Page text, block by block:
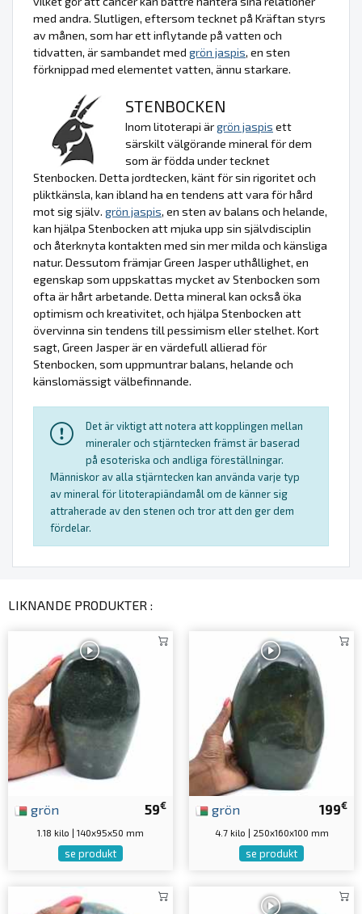
med andra. Slutligen, eftersom tecknet på Kräftan styrs
av månen, som har ett inflytande på vatten och
tidvatten, är sambandet med grön jaspis, en sten
förknippad med elementet vatten, ännu starkare.
STENBOCKEN
Inom litoterapi ärgrön jaspis ett
särskilt välgörande mineral för dem
som är födda under tecknet
Stenbocken. Detta jordtecken, känt för sin rigoritet och
pliktkänsla, kan ibland ha en tendens att vara för hård
mot sig själv. grön jaspis, en sten av balans och helande,
kan hjälpa Stenbocken att mjuka upp sin självdisciplin
och återknyta kontakten med sin mer milda och känsliga
natur. Dessutom främjar Green Jasper uthållighet, en
egenskap som uppskattas mycket av Stenbocken som
ofta är hårt arbetande. Detta mineral kan också öka
optimism och kreativitet, och hjälpa Stenbocken att
övervinna sin tendens till pessimism eller stelhet. Kort
sagt, Green Jasper är en värdefull allierad för
Stenbocken, som uppmuntrar balans, helande och
känslomässigt välbefinnande.
Det är viktigt att notera att kopplingen mellan
mineraler och stjärntecken främst är baserad
på esoteriska och andliga föreställningar.
Människor av alla stjärntecken kan använda varje typ
av mineral för litoterapiändamål om de känner sig
attraherade av den stenen och tror att den ger dem
fördelar.
LIKNANDE PRODUKTER :
59€
grön
1.18 kilo | 140x95x50 mm
se produkt
199€
grön
4.7 kilo | 250x160x100 mm
se produkt